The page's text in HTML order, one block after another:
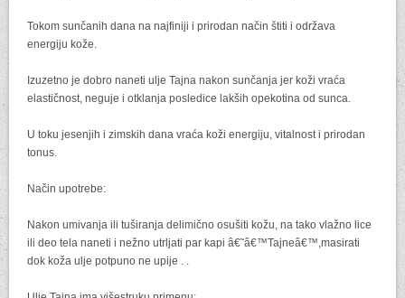
Tokom sunčanih dana na najfiniji i prirodan način štiti i održava
energiju kože.
Izuzetno je dobro naneti ulje Tajna nakon sunčanja jer koži vraća
elastičnost, neguje i otklanja posledice lakših opekotina od sunca.
U toku jesenjih i zimskih dana vraća koži energiju, vitalnost i prirodan
tonus.
Način upotrebe:
Nakon umivanja ili tuširanja delimično osušiti kožu, na tako vlažno lice
ili deo tela naneti i nežno utrljati par kapi â€˜â€™Tajneâ€™,masirati
dok koža ulje potpuno ne upije . .